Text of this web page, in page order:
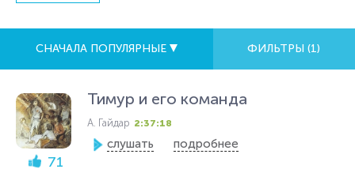
СНАЧАЛА ПОПУЛЯРНЫЕ ФИЛЬТРЫ (1)
71
Тимур и его команда
А. Гайдар 2:37:18
слушать подробнее